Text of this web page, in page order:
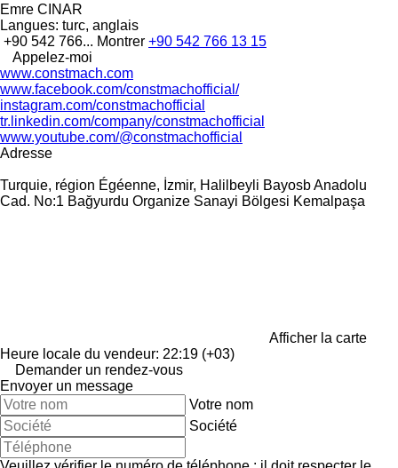
Emre CINAR
Langues: turc, anglais
+90 542 766... Montrer +90 542 766 13 15
Appelez-moi
www.constmach.com
www.facebook.com/constmachofficial/
instagram.com/constmachofficial
tr.linkedin.com/company/constmachofficial
www.youtube.com/@constmachofficial
Adresse
Turquie, région Égéenne, İzmir, Halilbeyli Bayosb Anadolu
Cad. No:1 Bağyurdu Organize Sanayi Bölgesi Kemalpaşa
Afficher la carte
Heure locale du vendeur: 22:19 (+03)
Demander un rendez-vous
Envoyer un message
Votre nom
Société